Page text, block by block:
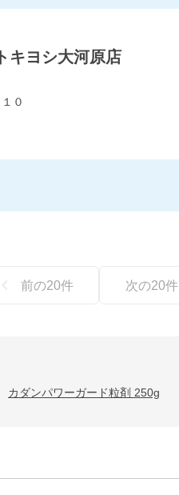
キヨシ大河原店
０
前の20件 次の20件
カダンパワーガード粒剤 250g